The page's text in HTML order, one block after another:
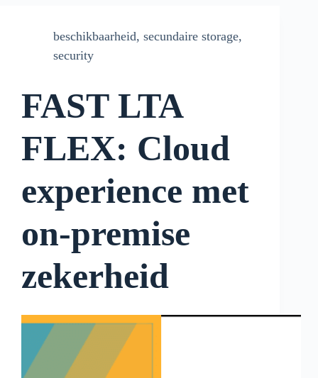
beschikbaarheid, secundaire storage,
security
FAST LTA
FLEX: Cloud
experience met
on-premise
zekerheid